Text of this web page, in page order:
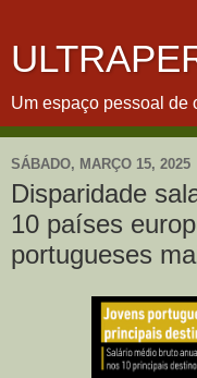
Um espaço pessoal de
SÁBADO, MARÇO 15, 2025
Disparidade
10 países
portugueses